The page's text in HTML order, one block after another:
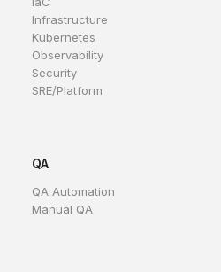
Infrastructure
Kubernetes
Observability
Security
SRE/Platform
QA
QA Automation
Manual QA